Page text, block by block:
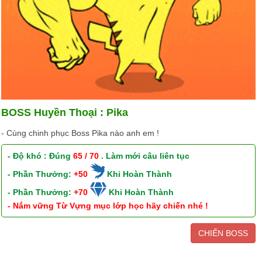
BOSS Huyền Thoại : Pika
- Cùng chinh phục Boss Pika nào anh em !
- Độ khó : Đúng65 / 70 . Làm mới câu liên tục
- Phần Thưởng:+50
Khi Hoàn Thành
- Phần Thưởng:+70
Khi Hoàn Thành
- Nắm vững Từ Vựng mục lớp học hãy chiến nhé !
CHIẾN BOSS